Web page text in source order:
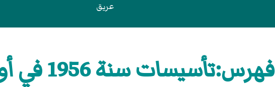
عريق
فهرس:تأسيسات سنة 1956 في أونتاريو